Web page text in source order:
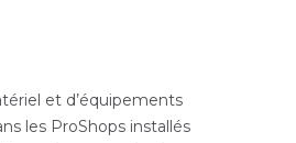
et d’équipements
les ProShops installés